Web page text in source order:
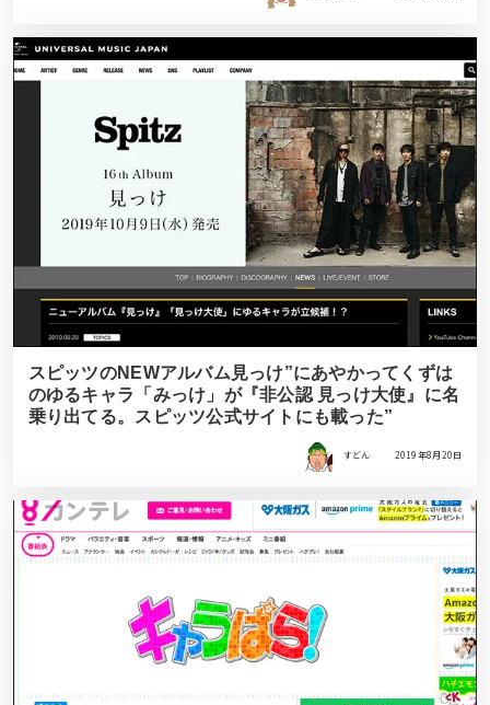
スピッツのNEWアルバム見っけ”にあやかってくずは
のゆるキャラ「みっけ」が『非公認 見っけ大使』に名
乗り出てる。スピッツ公式サイトにも載った”
すどん 2019年8月20日